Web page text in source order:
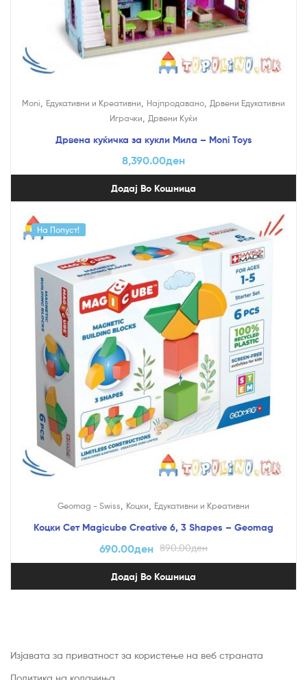
Moni Едукативни и Креативни Најпродавано Дрвени Едукативни
Играчки
Дрвени Куќи
Дрвена куќичка за кукли Мила – Moni Toys
8,390.00ден
Додај Во Кошница
На Попуст!
Geomag - Swiss, Коцки, Едукативни и Креативни
Коцки Сет Magicube Creative 6, 3 Shapes – Geomag
890.00ден
690.00ден
Додај Во Кошница
Изјавата за приватност за користење на веб страната
Политика на колачиња